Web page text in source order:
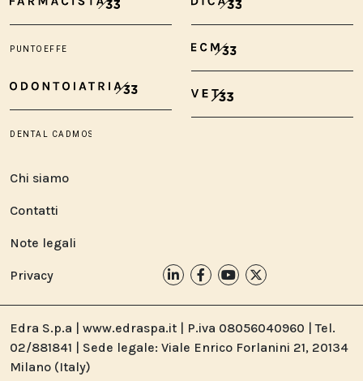
Chi siamo
Contatti
Note legali
Privacy
Edra S.p.a | www.edraspa.it | P.iva 08056040960 | Tel.
02/881841 | Sede legale: Viale Enrico Forlanini 21, 20134
Milano (Italy)